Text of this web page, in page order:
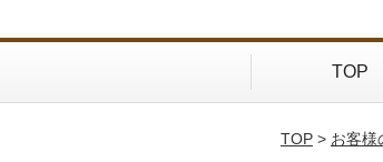
TOP
TOP> お客様